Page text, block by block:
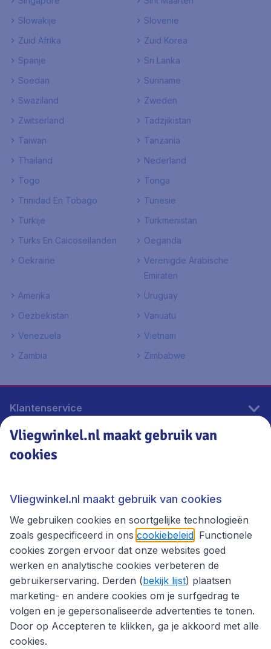
Slowakije
Slovenie
Zuid Afrika
Zuid Korea
Spanje
Sri Lanka
Soedan
Suriname
Swaziland
Zweden
Zwitserland
Tadzjikistan
Taiwan
Tanzania
Thailand
Nederland
Togo
Tonga
Trinidad En Tobago
Tunesie
Turkije
Turkmenistan
Turks En Caicoseilanden
Oeganda
Oekraine
Verenigde Arabische
Emiraten
Amerika
Uruguay
Oezbekistan
Vanuatu
Venezuela
Vietnam
Zambia
Zimbabwe
Klantenservice
Vliegwinkel.nl
Thema's
Vliegwinkel.nl maakt gebruik van
cookies
Vliegwinkel.nl maakt gebruik van cookies
We gebruiken cookies en soortgelijke technologieën
zoals gespecificeerd in ons cookiebeleid . Functionele
cookies zorgen ervoor dat onze websites goed
werken en analytische cookies verbeteren de
gebruikerservaring. Derden (bekijk lijst) plaatsen
marketing- en andere cookies om je surfgedrag te
volgen en je gepersonaliseerde advertenties te tonen.
Door op Accepteren te klikken, ga je akkoord met alle
cookies.